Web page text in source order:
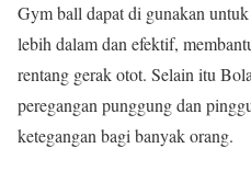
Gym ball dapat di gunakan
lebih dalam dan efektif,
rentang gerak otot. Selain itu
peregangan punggung dan
ketegangan bagi banyak orang.